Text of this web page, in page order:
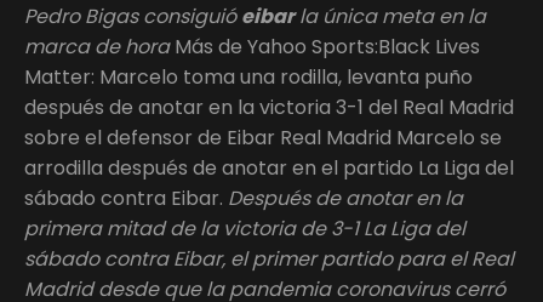
Pedro Bigas consiguióeibarla única meta en la
marca de horaMás de Yahoo Sports:Black Lives
Matter: Marcelo toma una rodilla, levanta puño
después de anotar en la victoria 3-1 del Real Madrid
sobre el defensor de Eibar Real Madrid Marcelo se
arrodilla después de anotar en el partido La Liga del
sábado contra Eibar. Después de anotar en la
primera mitad de la victoria de 3-1 La Liga del
sábado contra Eibar, el primer partido para el Real
Madrid desde que la pandemia coronavirus cerró